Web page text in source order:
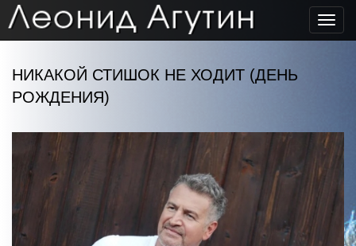
НИКАКОЙ СТИШОК НЕ ХОДИТ (ДЕНЬ
РОЖДЕНИЯ)